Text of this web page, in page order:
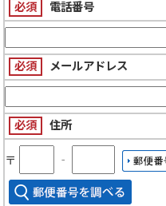
必須 電話番号
必須 メールアドレス
必須 住所
〒 ‐